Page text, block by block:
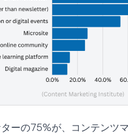
ーの75%が、コンテンツ